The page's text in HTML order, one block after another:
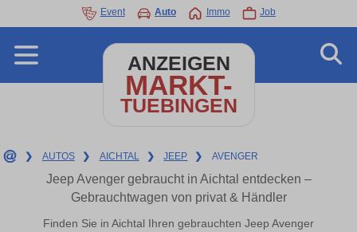
Event Auto Immo Job
ANZEIGEN
MARKT-
TUEBINGEN
❯ AUTOS ❯ AICHTAL ❯ JEEP ❯ AVENGER
Jeep Avenger gebraucht in Aichtal entdecken –
Gebrauchtwagen von privat & Händler
Finden Sie in Aichtal Ihren gebrauchten Jeep Avenger